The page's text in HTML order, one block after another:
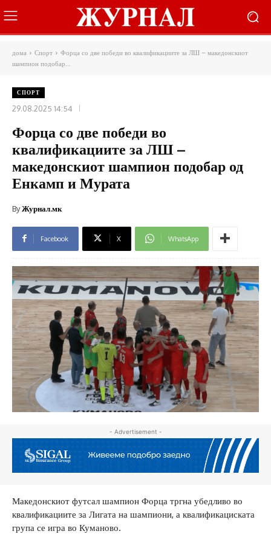
дома Спорт
Форца со две победи во квалификациите за ЛШ – македонскиот
шампион подобар...
СПОРТ
29.08.2025 14:54
Форца со две победи во
квалификациите за ЛШ –
македонскиот шампион подобар од
Енкамп и Мурата
ByЖурнал.мк
Facebook X WhatsApp
- Advertisement -
Македонскиот футсал шампион Форца тргна убедливо во
квалификациите за Лигата на шампиони, а квалификациската
група се игра во Куманово.